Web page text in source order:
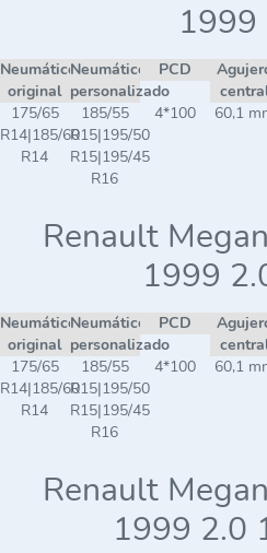
1999
Neumático
original
Neumático
personalizado
PCD
175/65
R14|185/60
R14
185/55
R15|195/50
R15|195/45
R16
4*100 60,1
Renault
1999
Neumático
original
Neumático
personalizado
PCD
175/65
R14|185/60
R14
185/55
R15|195/50
R15|195/45
R16
4*100 60,1
Renault
1999 2.0